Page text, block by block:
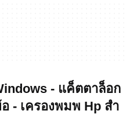
- แค็ตตาล็อก
- เครองพมพ Hp สำ